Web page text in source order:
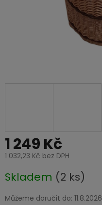
1 249 Kč
1 032,23 Kč bez DPH
cena:
Skladem (2 ks)
Můžeme doručit do: 11.8.2026